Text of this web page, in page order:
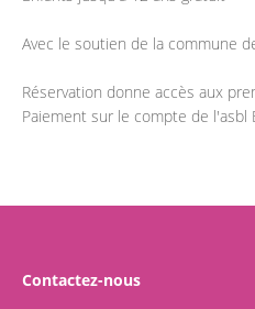
Avec le soutien de la commune
Réservation donne accès aux
Paiement sur le compte de l'asbl
Contactez-nous